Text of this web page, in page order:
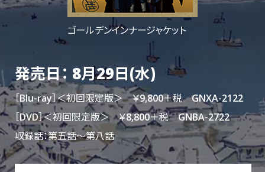
ゴールデンインナージャケット
発売日： 8月29日(水)
［Blu-ray］＜初回限定版＞ ￥9,800＋税 GNXA-2122
［DVD］＜初回限定版＞ ￥8,800＋税 GNBA-2722
収録話：第五話～第八話